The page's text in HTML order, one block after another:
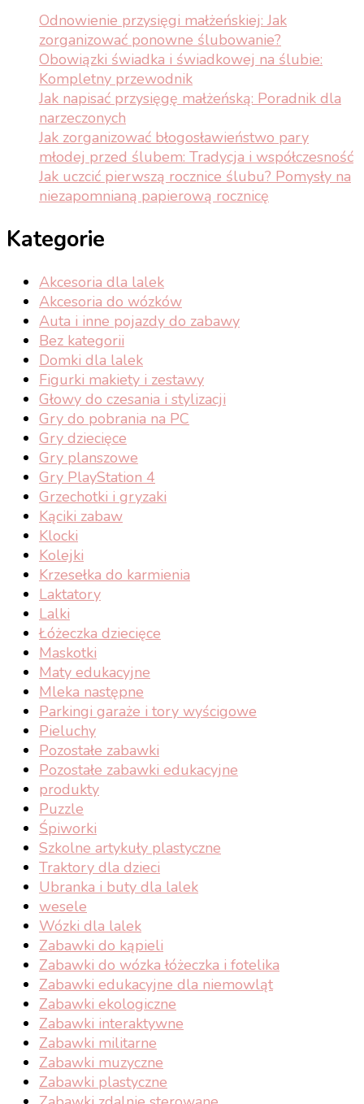
Odnowienie przysięgi małżeńskiej: Jak
zorganizować ponowne ślubowanie?
Obowiązki świadka i świadkowej na ślubie:
Kompletny przewodnik
Jak napisać przysięgę małżeńską: Poradnik dla
narzeczonych
Jak zorganizować błogosławieństwo pary
młodej przed ślubem: Tradycja i współczesność
Jak uczcić pierwszą rocznice ślubu? Pomysły na
niezapomnianą papierową rocznicę
Kategorie
Akcesoria dla lalek
Akcesoria do wózków
Auta i inne pojazdy do zabawy
Bez kategorii
Domki dla lalek
Figurki makiety i zestawy
Głowy do czesania i stylizacji
Gry do pobrania na PC
Gry dziecięce
Gry planszowe
Gry PlayStation 4
Grzechotki i gryzaki
Kąciki zabaw
Klocki
Kolejki
Krzesełka do karmienia
Laktatory
Lalki
Łóżeczka dziecięce
Maskotki
Maty edukacyjne
Mleka następne
Parkingi garaże i tory wyścigowe
Pieluchy
Pozostałe zabawki
Pozostałe zabawki edukacyjne
produkty
Puzzle
Śpiworki
Szkolne artykuły plastyczne
Traktory dla dzieci
Ubranka i buty dla lalek
wesele
Wózki dla lalek
Zabawki do kąpieli
Zabawki do wózka łóżeczka i fotelika
Zabawki edukacyjne dla niemowląt
Zabawki ekologiczne
Zabawki interaktywne
Zabawki militarne
Zabawki muzyczne
Zabawki plastyczne